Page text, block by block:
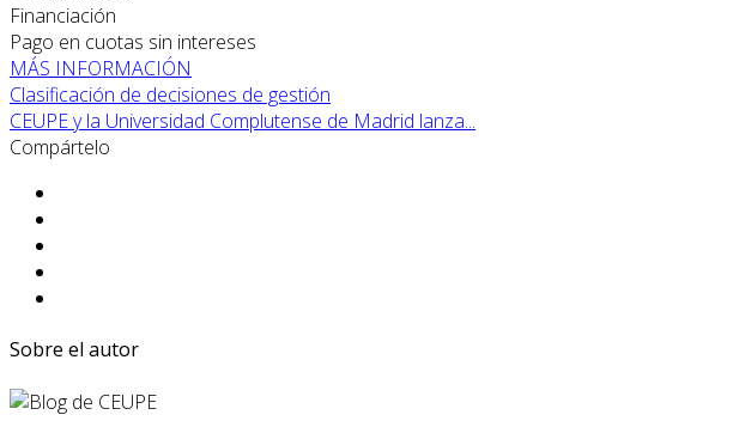
Financiación
Pago en cuotas sin intereses
MÁS INFORMACIÓN
Clasificación de decisiones de gestión
CEUPE y la Universidad Complutense de Madrid lanza...
Compártelo
Sobre el autor